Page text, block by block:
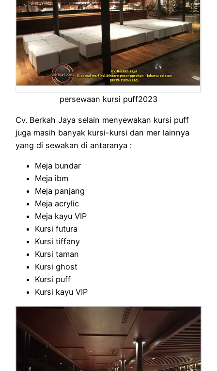
persewaan kursi puff2023
Cv. Berkah Jaya selain menyewakan kursi puff
juga masih banyak kursi-kursi dan mer lainnya
yang di sewakan di antaranya :
Meja bundar
Meja ibm
Meja panjang
Meja acrylic
Meja kayu VIP
Kursi futura
Kursi tiffany
Kursi taman
Kursi ghost
Kursi puff
Kursi kayu VIP